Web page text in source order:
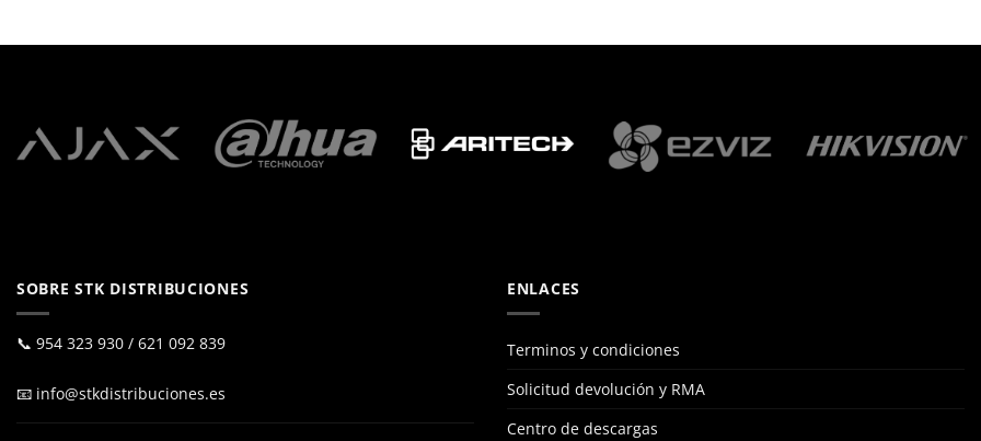
SOBRE STK DISTRIBUCIONES
📞 954 323 930 / 621 092 839
📧 info@stkdistribuciones.es
ENLACES
Terminos y condiciones
Solicitud devolución y RMA
Centro de descargas